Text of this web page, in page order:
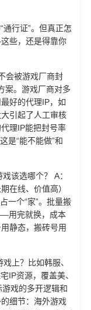
行证”。但真正怎
些，还是得靠你
会被游戏厂商封
案。游戏厂商对多
好的代理IP，如
引起了人工审核
理IP能把封号率
是“能不能做”和
该选哪个？ A：
在线、价值高）
一个“家”。批量搬
用完就换，成本
静态，搬砖号用
上？比如韩服、
IP资源，覆盖美、
戏的多开逻辑和
细节：海外游戏